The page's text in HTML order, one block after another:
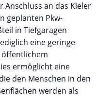
Anschluss an das Kieler
geplanten Pkw-
in Tiefgaragen
eine geringe
öffentlichem
ermöglicht eine
den Menschen in den
werden als